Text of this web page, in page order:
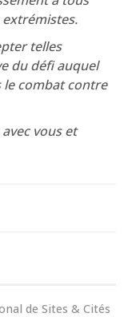
telles
du défi auquel
combat contre
vous et
de Sites & Cités